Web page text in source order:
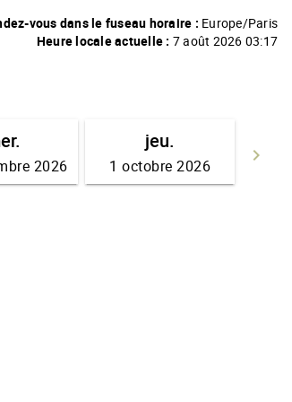
vous dans le fuseau horaire : Europe/Paris
Heure locale actuelle : 7 août 2026 03:17
keyboard_arrow_right
2026
jeu.
1 octobre 2026